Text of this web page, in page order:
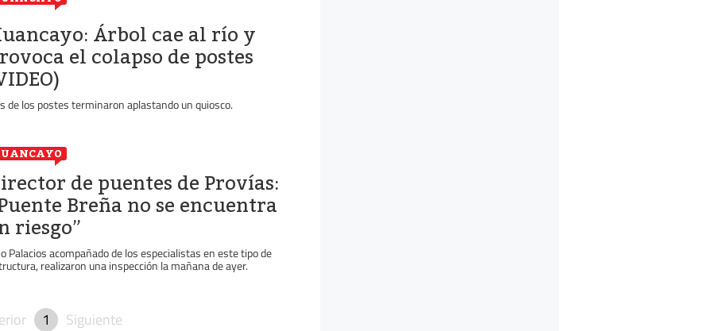
Árbol cae al río y
el colapso de postes
de los postes terminaron aplastando un quiosco.
de puentes de Provías:
Breña no se encuentra
riesgo”
Palacios acompañado de los especialistas en este tipo de
realizaron una inspección la mañana de ayer.
1 Siguiente